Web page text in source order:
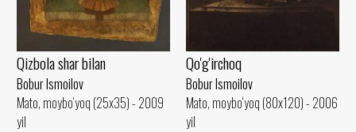
Qizbola shar bilan
Bobur Ismoilov
Mato, moybo‘yoq (25x35) - 2009
yil
Qo'g'irchoq
Bobur Ismoilov
Mato, moybo‘yoq (80x120) - 2006
yil